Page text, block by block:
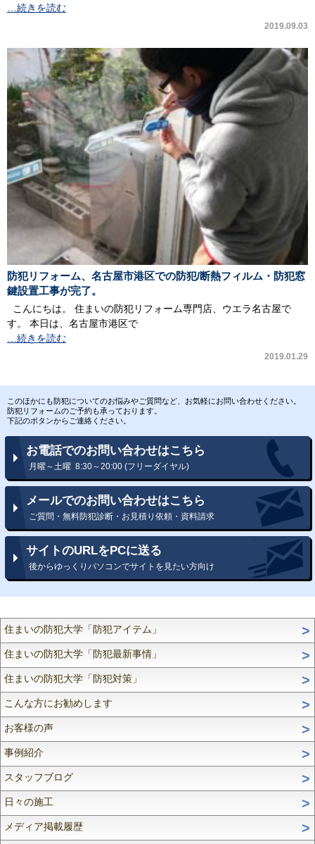
…続きを読む
2019.09.03
防犯リフォーム、名古屋市港区での防犯/断熱フィルム・防犯窓
鍵設置工事が完了。
こんにちは。 住まいの防犯リフォーム専門店、ウエラ名古屋で
す。 本日は、名古屋市港区で
…続きを読む
2019.01.29
このほかにも防犯についてのお悩みやご質問など、お気軽にお問い合わせください。
防犯リフォームのご予約も承っております。
下記のボタンからご連絡ください。
お電話でのお問い合わせはこちら
月曜～土曜 8:30～20:00 (フリーダイヤル)
メールでのお問い合わせはこちら
ご質問・無料防犯診断・お見積り依頼・資料請求
サイトのURLをPCに送る
後からゆっくりパソコンでサイトを見たい方向け
住まいの防犯大学「防犯アイテム」
住まいの防犯大学「防犯最新事情」
住まいの防犯大学「防犯対策」
こんな方にお勧めします
お客様の声
事例紹介
スタッフブログ
日々の施工
メディア掲載履歴